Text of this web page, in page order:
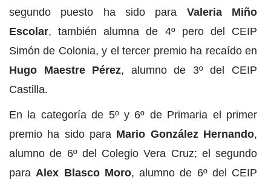
segundo puesto ha sido para Valeria Miño
Escolar, también alumna de 4º pero del CEIP
Simón de Colonia, y el tercer premio ha recaído en
Hugo Maestre Pérez, alumno de 3º del CEIP
Castilla.
En la categoría de 5º y 6º de Primaria el primer
premio ha sido para Mario González Hernando,
alumno de 6º del Colegio Vera Cruz; el segundo
paraAlex Blasco Moro, alumno de 6º del CEIP